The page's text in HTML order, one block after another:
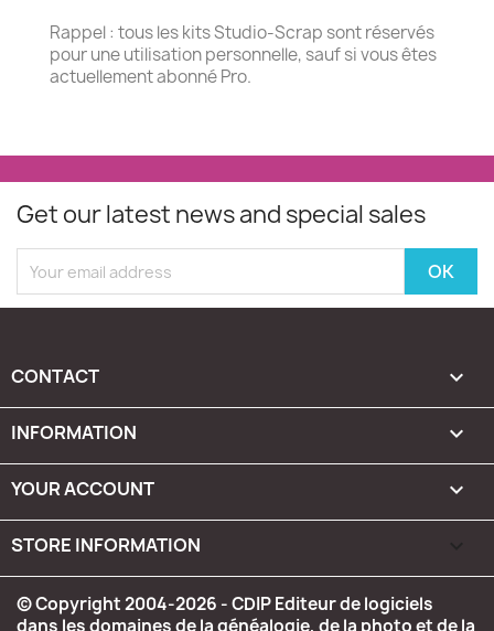
Rappel : tous les kits Studio-Scrap sont réservés
pour une utilisation personnelle, sauf si vous êtes
actuellement abonné Pro.
Get our latest news and special sales
CONTACT 
INFORMATION 
YOUR ACCOUNT 
STORE INFORMATION
© Copyright 2004-2026 - CDIP Editeur de logiciels
dans les domaines de la généalogie, de la photo et de la